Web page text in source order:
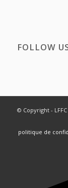
FOLLOW
© Copyright -
politique de